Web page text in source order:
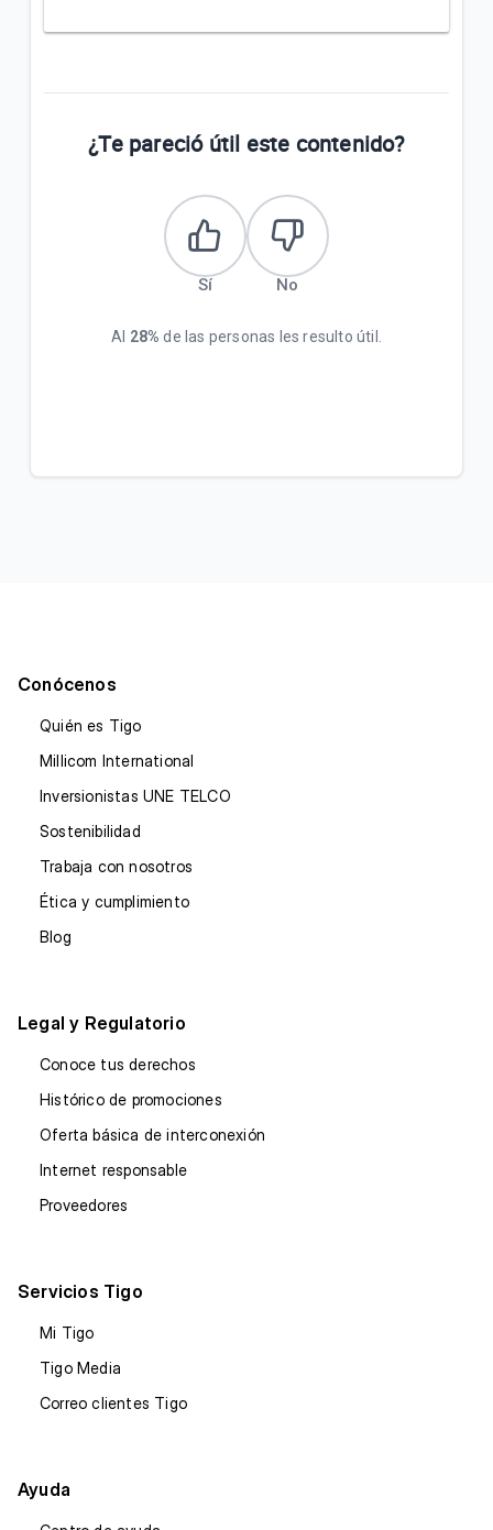
¿Te pareció útil este contenido?
Sí No
Al 28% de las personas les resulto útil.
Conócenos
Quién es Tigo
Millicom International
Inversionistas UNE TELCO
Sostenibilidad
Trabaja con nosotros
Ética y cumplimiento
Blog
Legal y Regulatorio
Conoce tus derechos
Histórico de promociones
Oferta básica de interconexión
Internet responsable
Proveedores
Servicios Tigo
Mi Tigo
Tigo Media
Correo clientes Tigo
Ayuda